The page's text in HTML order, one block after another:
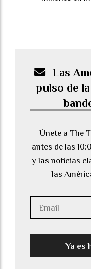
Las
pulso de
Únete a The
antes de las
y las noticias
las
Ya es